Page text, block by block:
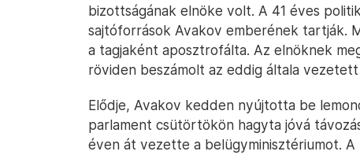
bizottságának elnöke volt. A 41 éves
sajtóforrások Avakov emberének tartják.
a tagjaként aposztrofálta. Az elnöknek
röviden beszámolt az eddig általa
Elődje, Avakov kedden nyújtotta be
parlament csütörtökön hagyta jóvá
éven át vezette a belügyminisztériumot.